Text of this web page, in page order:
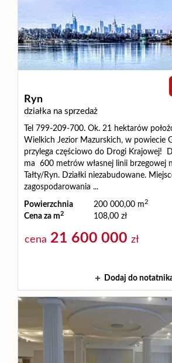
Ryn
działka na sprzedaż
Tel 799-209-700. Ok. 21 hektarów
Wielkich Jezior Mazurskich, w powiecie
przylega częściowo do Drogi Krajowej!
ma 600 metrów własnej linii brzegowej
Tałty/Ryn. Działki niezabudowane.
zagospodarowania ...
Powierzchnia 200 000,00 m2
Cena za m2 108,00 zł
cena 21 600 000 zł
Dodaj do